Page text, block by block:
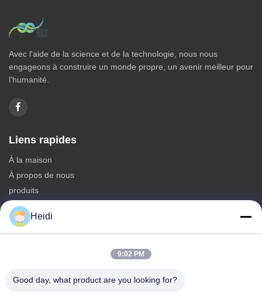
Avec l'aide de la science et de la technologie, nous nous
engageons à construire un monde propre, un avenir meilleur pour
l'humanité.
Liens rapides
À la maison
À propos de nous
produits
Nous contacter
Catégories
Fibre discontinue de polyesters
Fibre de polyester à faible fusion
Heidi
9:02 PM
Good day, what product are you looking for?